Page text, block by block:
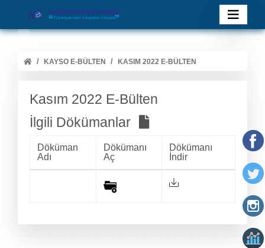
KAYSO E-BÜLTEN KASIM 2022 E-BÜLTEN
Kasım 2022 E-Bülten
İlgili Dökümanlar
Döküman
Adı
Dökümanı
Aç
Dökümanı
İndir